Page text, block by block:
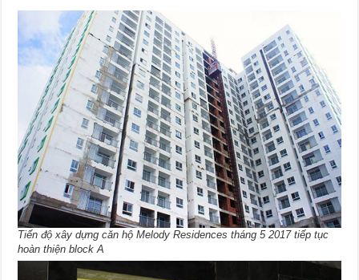
Tiến độ xây dựng căn hộ Melody Residences tháng 5 2017 tiếp tục
hoàn thiện block A